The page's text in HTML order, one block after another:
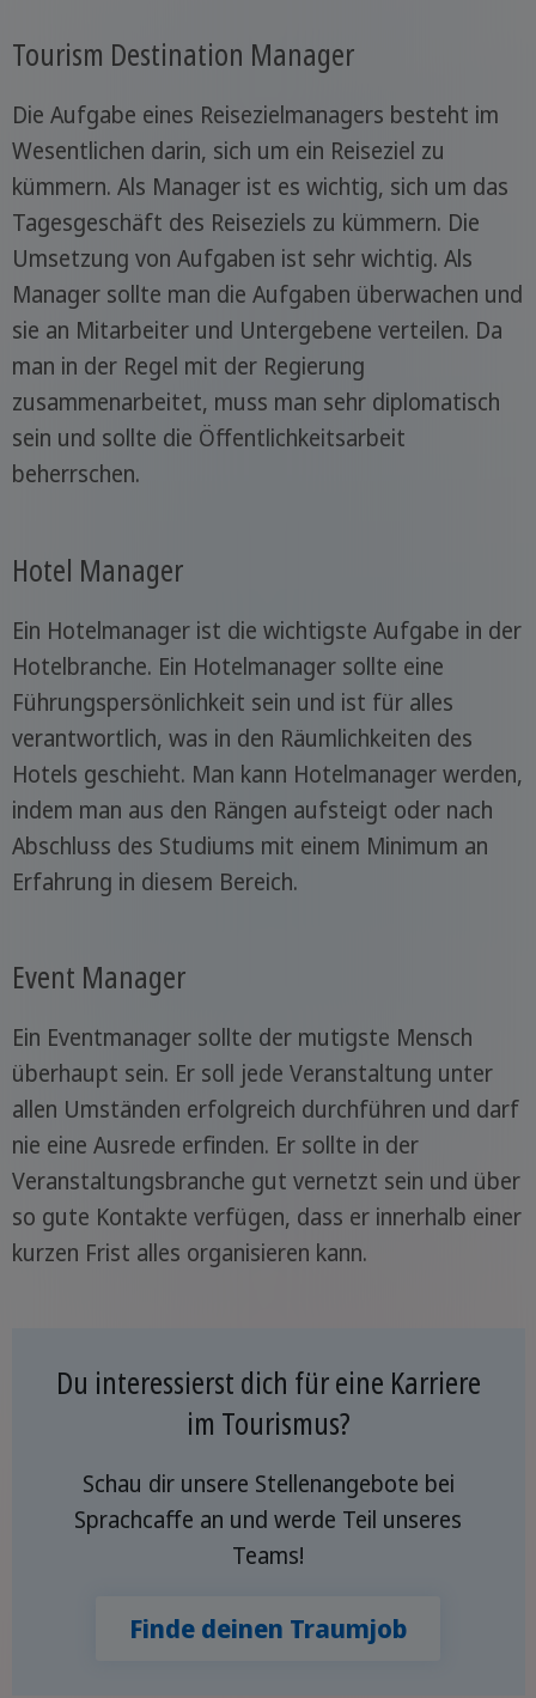
Tourism Destination Manager
Die Aufgabe eines Reisezielmanagers besteht im
Wesentlichen darin, sich um ein Reiseziel zu
kümmern. Als Manager ist es wichtig, sich um das
Tagesgeschäft des Reiseziels zu kümmern. Die
Umsetzung von Aufgaben ist sehr wichtig. Als
Manager sollte man die Aufgaben überwachen und
sie an Mitarbeiter und Untergebene verteilen. Da
man in der Regel mit der Regierung
zusammenarbeitet, muss man sehr diplomatisch
sein und sollte die Öffentlichkeitsarbeit
beherrschen.
Hotel Manager
Ein Hotelmanager ist die wichtigste Aufgabe in der
Hotelbranche. Ein Hotelmanager sollte eine
Führungspersönlichkeit sein und ist für alles
verantwortlich, was in den Räumlichkeiten des
Hotels geschieht. Man kann Hotelmanager werden,
indem man aus den Rängen aufsteigt oder nach
Abschluss des Studiums mit einem Minimum an
Erfahrung in diesem Bereich.
Event Manager
Ein Eventmanager sollte der mutigste Mensch
überhaupt sein. Er soll jede Veranstaltung unter
allen Umständen erfolgreich durchführen und darf
nie eine Ausrede erfinden. Er sollte in der
Veranstaltungsbranche gut vernetzt sein und über
so gute Kontakte verfügen, dass er innerhalb einer
kurzen Frist alles organisieren kann.
Du interessierst dich für eine Karriere
im Tourismus?
Schau dir unsere Stellenangebote bei
Sprachcaffe an und werde Teil unseres
Teams!
Finde deinen Traumjob